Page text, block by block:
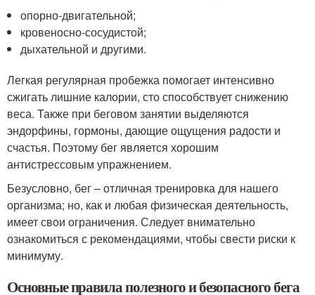
опорно-двигательной;
кровеносно-сосудистой;
дыхательной и другими.
Легкая регулярная пробежка помогает интенсивно
сжигать лишние калории, сто способствует снижению
веса. Также при беговом занятии выделяются
эндорфины, гормоны, дающие ощущения радости и
счастья. Поэтому бег является хорошим
антистрессовым упражнением.
Безусловно, бег – отличная тренировка для нашего
организма; но, как и любая физическая деятельность,
имеет свои ограничения. Следует внимательно
ознакомиться с рекомендациями, чтобы свести риски к
минимуму.
Основные правила полезного и безопасного бега